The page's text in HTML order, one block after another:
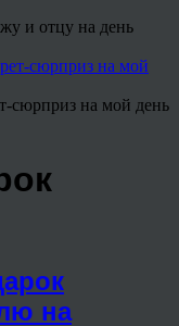
и отцу на день
сюрприз на мой день
на